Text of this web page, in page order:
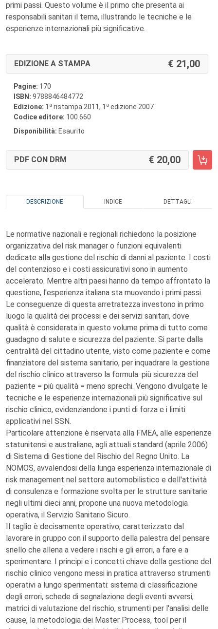
primi passi. Questo volume è il primo che presenta ai
responsabili sanitari il tema, illustrando le tecniche e le
esperienze internazionali più significative.
EDIZIONE A STAMPA 21,00
Pagine: 170
ISBN: 9788846484772
Edizione: 1 a ristampa 2011, 1 a edizione 2007
Codice editore: 100.660
Disponibilità: Esaurito
PDF CON DRM 20,00
DESCRIZIONE INDICE DETTAGLI
Le normative nazionali e regionali richiedono la posizione
organizzativa del risk manager o funzioni equivalenti
dedicate alla gestione del rischio di danni al paziente. I costi
del contenzioso e i costi assicurativi sono in aumento
accelerato. Mentre altri paesi hanno da tempo affrontato la
questione, l'esperienza italiana sta muovendo i primi passi.
Le conseguenze di questa arretratezza investono in primo
luogo la qualità dei processi e dei servizi sanitari, dove
qualità è considerata in questo volume prima di tutto come
guadagno di salute e sicurezza del paziente. Si parte dalla
centralità del cittadino utente, visto come paziente e come
finanziatore del sistema sanitario, per inquadrare la gestione
del rischio clinico attraverso la formula: più sicurezza del
paziente = più qualità = meno sprechi. Vengono divulgate le
tecniche e le esperienze internazionali più significative sul
rischio clinico, evidenziandone i punti di forza e i limiti
applicativi nel SSN.
Particolare attenzione è riservata alla FMEA, alle esperienze
statunitensi e australiane, agli attuali standard (aprile 2006)
di Sistema di Gestione del Rischio del Regno Unito. La
NOMOS, avvalendosi della lunga esperienza internazionale di
risk management nel settore automobilistico e dell'attività
di consulenza e formazione svolta per le strutture sanitarie
negli ultimi dieci anni, propone una nuova metodologia
operativa, il Servizio Sanitario Sicuro.
Il taglio è decisamente operativo, caratterizzato dal
lavorare in gruppo con il supporto della palestra del pensare
snello che allena a vedere i rischi e gli errori, a fare e a
sperimentare. I principi e i concetti chiave della gestione del
rischio clinico vengono messi in pratica attraverso strumenti
operativi a lungo sperimentati: sistema di classificazione
degli errori, schede di segnalazione degli eventi avversi,
matrici di valutazione del rischio, strumenti per l'analisi delle
cause, la metodologia dei Master Process, tool per il